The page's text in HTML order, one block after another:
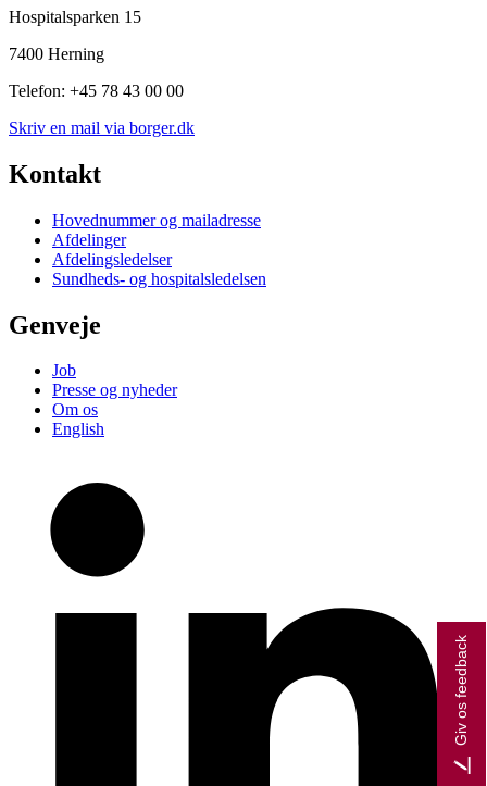
Hospitalsparken 15
7400 Herning
Telefon: +45 78 43 00 00
Skriv en mail via borger.dk
Kontakt
Hovednummer og mailadresse
Afdelinger
Afdelingsledelser
Sundheds- og hospitalsledelsen
Genveje
Job
Presse og nyheder
Om os
English
Giv os feedback